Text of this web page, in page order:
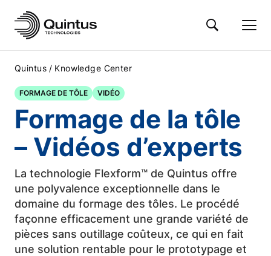
Quintus / Knowledge Center
FORMAGE DE TÔLE VIDÉO
Formage de la tôle
– Vidéos d’experts
La technologie Flexform™ de Quintus offre
une polyvalence exceptionnelle dans le
domaine du formage des tôles. Le procédé
façonne efficacement une grande variété de
pièces sans outillage coûteux, ce qui en fait
une solution rentable pour le prototypage et